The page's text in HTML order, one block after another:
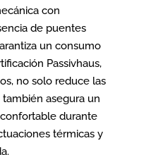
con
de puentes
un consumo
Passivhaus,
no solo reduce las
también asegura un
durante
térmicas y